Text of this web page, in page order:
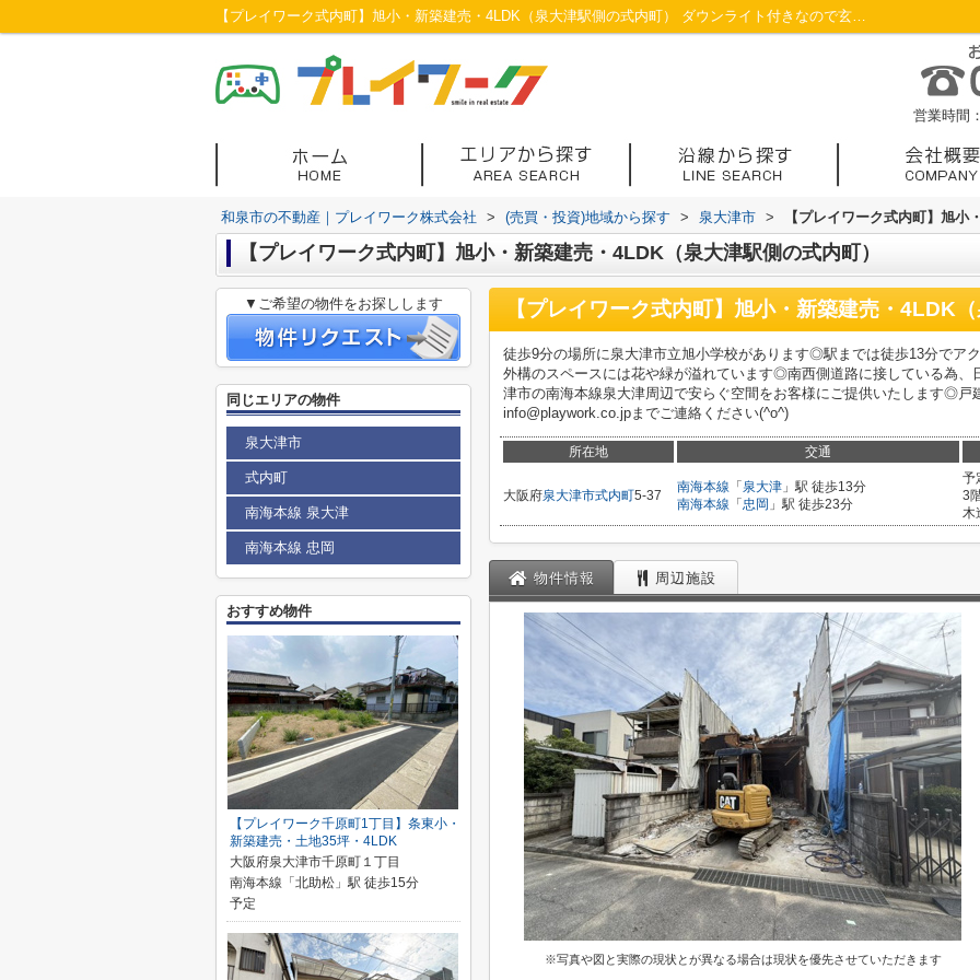
【プレイワーク式内町】旭小・新築建売・4LDK（泉大津駅側の式内町） ダウンライト付きなので玄関まで...／和泉市の不動産／プレイワーク株式会社
営業時間
和泉市の不動産｜プレイワーク株式会社 > (売買・投資)地域から探す > 泉大津市 > 【プレイワーク式内町】旭
【プレイワーク式内町】旭小・新築建売・4LDK（泉大津駅側の式内町）
【プレイワーク式内町】旭小・新築建売・4LDK
徒歩9分の場所に泉大津市立旭小学校があります◎駅までは徒歩13分でア
外構のスペースには花や緑が溢れています◎南西側道路に接している為
津市の南海本線泉大津周辺で安らぐ空間をお客様にご提供いたします◎戸
info@playwork.co.jpまでご連絡ください(^o^)
所在地 交通
大阪府泉大津市式内町5-37
南海本線 「 泉大津 」駅 徒歩13分
南海本線 「 忠岡 」駅 徒歩23分
予
3
木
物件情報 周辺施設
※写真や図と実際の現状とが異なる場合は現状を優先させていただきます
▼ご希望の物件をお探しします
同じエリアの物件
泉大津市
式内町
南海本線 泉大津
南海本線 忠岡
おすすめ物件
【プレイワーク千原町1丁目】条東小・
新築建売・土地35坪・4LDK
大阪府泉大津市千原町１丁目
南海本線「北助松」駅 徒歩15分
予定